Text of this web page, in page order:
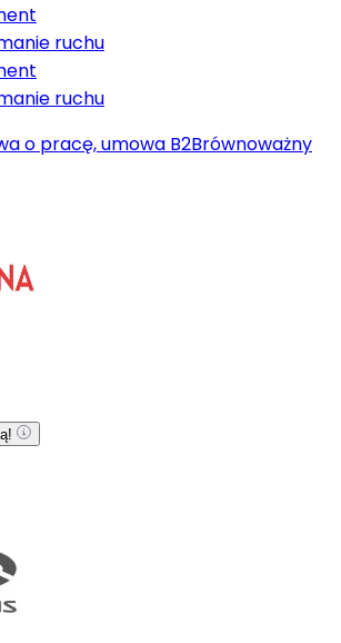
ruchu
ruchu
o pracę, umowa B2Brównoważny